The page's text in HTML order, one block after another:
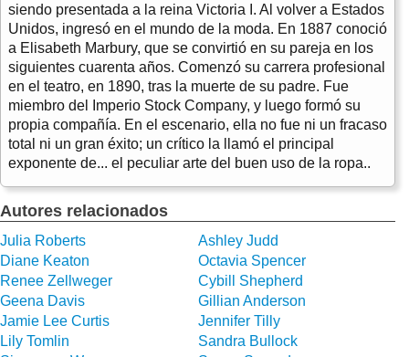
siendo presentada a la reina Victoria I. Al volver a Estados
Unidos, ingresó en el mundo de la moda. En 1887 conoció
a Elisabeth Marbury, que se convirtió en su pareja en los
siguientes cuarenta años. Comenzó su carrera profesional
en el teatro, en 1890, tras la muerte de su padre. Fue
miembro del Imperio Stock Company, y luego formó su
propia compañía. En el escenario, ella no fue ni un fracaso
total ni un gran éxito; un crítico la llamó el principal
exponente de... el peculiar arte del buen uso de la ropa..
Autores relacionados
Julia Roberts
Ashley Judd
Diane Keaton
Octavia Spencer
Renee Zellweger
Cybill Shepherd
Geena Davis
Gillian Anderson
Jamie Lee Curtis
Jennifer Tilly
Lily Tomlin
Sandra Bullock